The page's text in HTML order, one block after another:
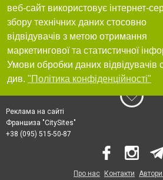
веб-сайт використовує інтернет-
збору технічних даних стосовно
відвідувачів з метою отримання
маркетингової та статистичної
Умови обробки даних відвідувачів
див. "Політика конфіденційності"
Реклама на сайті
Франшиза "CitySites"
+38 (095) 515-50-87
Про нас Контакти